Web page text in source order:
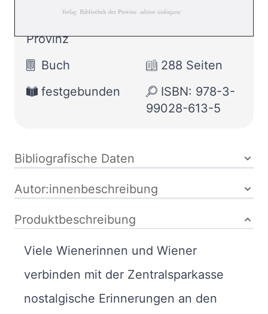
Provinz
Buch
288 Seiten
festgebunden
ISBN: 978-3-
99028-613-5
Bibliografische Daten
Autor:innenbeschreibung
Produktbeschreibung
Viele Wienerinnen und Wiener
verbinden mit der Zentralsparkasse
nostalgische Erinnerungen an den